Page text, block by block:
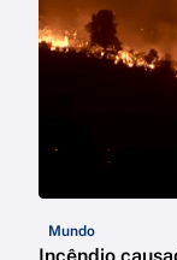
Mundo